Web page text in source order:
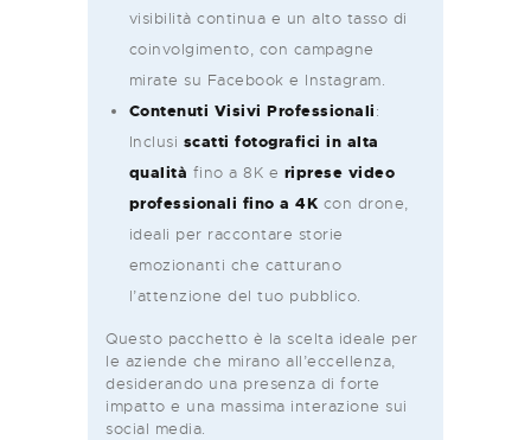
visibilità continua e un alto tasso di
coinvolgimento, con campagne
mirate su Facebook e Instagram.
Contenuti Visivi Professionali:
Inclusi scatti fotografici in alta
qualità fino a 8K e riprese video
professionali fino a 4K con drone,
ideali per raccontare storie
emozionanti che catturano
l’attenzione del tuo pubblico.
Questo pacchetto è la scelta ideale per
le aziende che mirano all’eccellenza,
desiderando una presenza di forte
impatto e una massima interazione sui
social media.